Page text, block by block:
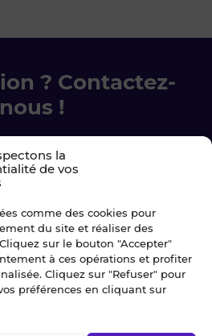
la
de vos
comme des cookies pour
du site et réaliser des
sur le bouton "Accepter"
à ces opérations et profiter
Cliquez sur "Refuser" pour
préférences en cliquant sur
? Contactez-
nous !
à chaque étape.
nous
99 79 33 34